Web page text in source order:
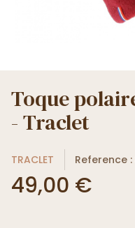
Toque
- Traclet
TRACLET Reference :
49,00 €